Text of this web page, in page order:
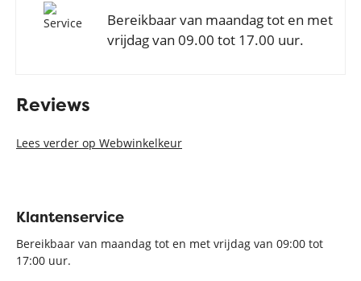
Bereikbaar van maandag tot en met
vrijdag van 09.00 tot 17.00 uur.
Reviews
Lees verder op Webwinkelkeur
Klantenservice
Bereikbaar van maandag tot en met vrijdag van 09:00 tot
17:00 uur.